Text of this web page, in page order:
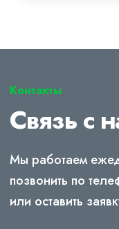
Контакты
Связь с
Мы работаем
позвонить по
или оставить